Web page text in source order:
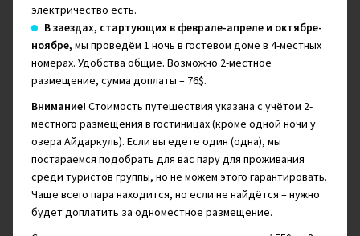
СЛОЖНОСТЬ
2/10 8
Многогранный Узбекистан: история, уходящая корнями в
глубокую древность, безмятежность горных пейзажей, яркие
краски мозаики и восточных базаров.
Март - Ноябрь
$1 120
электричество есть.
В заездах, стартующих в феврале-апреле и октябре-
ноябре, мы проведём 1 ночь в гостевом доме в 4-местных
номерах. Удобства общие. Возможно 2-местное
размещение, сумма доплаты – 76$.
Внимание! Стоимость путешествия указана с учётом 2-
местного размещения в гостиницах (кроме одной ночи у
озера Айдаркуль). Если вы едете один (одна), мы
постараемся подобрать для вас пару для проживания
среди туристов группы, но не можем этого гарантировать.
Чаще всего пара находится, но если не найдётся – нужно
будет доплатить за одноместное размещение.